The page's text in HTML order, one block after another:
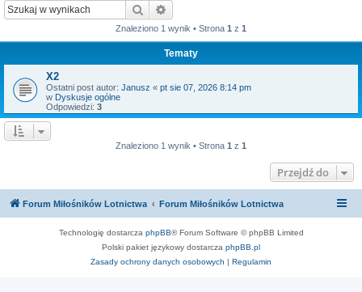
Szukaj
Znaleziono 1 wynik • Strona 1 z 1
Tematy
X2
Ostatni post autor: Janusz « pt sie 07, 2026 8:14 pm
w Dyskusje ogólne
Odpowiedzi: 3
Znaleziono 1 wynik • Strona 1 z 1
Przejdź do
Forum Miłośników Lotnictwa Forum Miłośników Lotnictwa
Technologię dostarcza phpBB® Forum Software © phpBB Limited
Polski pakiet językowy dostarcza phpBB.pl
Zasady ochrony danych osobowych | Regulamin